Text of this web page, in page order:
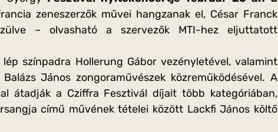
zeneszerzők művei hangzanak el, César Franck
– olvasható a szervezők MTI-hez eljuttatott
színpadra Hollerung Gábor vezényletével, valamint
János zongoraművészek közreműködésével. A
átadják a Cziffra Fesztivál díjait több kategóriában,
című művének tételei között Lackfi János költő